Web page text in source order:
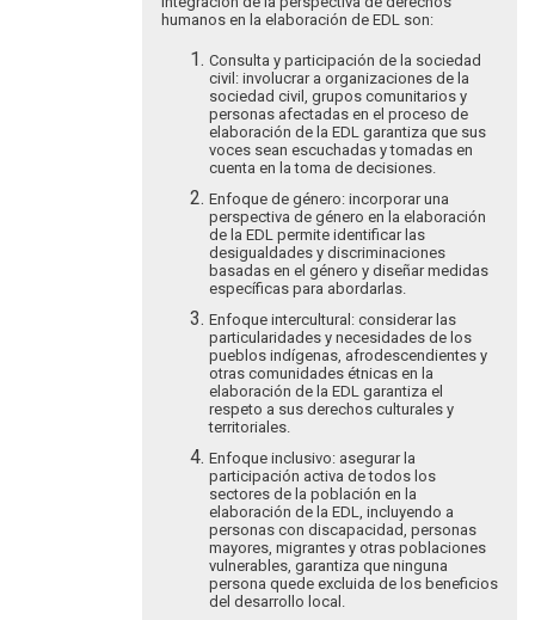
humanos en la elaboración de EDL son:
Consulta y participación de la sociedad
civil: involucrar a organizaciones de la
sociedad civil, grupos comunitarios y
personas afectadas en el proceso de
elaboración de la EDL garantiza que sus
voces sean escuchadas y tomadas en
cuenta en la toma de decisiones.
Enfoque de género: incorporar una
perspectiva de género en la elaboración
de la EDL permite identificar las
desigualdades y discriminaciones
basadas en el género y diseñar medidas
específicas para abordarlas.
Enfoque intercultural: considerar las
particularidades y necesidades de los
pueblos indígenas, afrodescendientes y
otras comunidades étnicas en la
elaboración de la EDL garantiza el
respeto a sus derechos culturales y
territoriales.
Enfoque inclusivo: asegurar la
participación activa de todos los
sectores de la población en la
elaboración de la EDL, incluyendo a
personas con discapacidad, personas
mayores, migrantes y otras poblaciones
vulnerables, garantiza que ninguna
persona quede excluida de los beneficios
del desarrollo local.